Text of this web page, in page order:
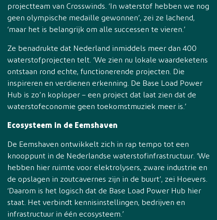
projectteam van Crosswinds. ‘In waterstof hebben we nog
geen olympische medaille gewonnen’, zei ze lachend,
‘maar het is belangrijk om alle successen te vieren.’
Ze benadrukte dat Nederland inmiddels meer dan 400
waterstofprojecten telt. ‘We zien nu lokale waardeketens
ontstaan rond echte, functionerende projecten. Die
inspireren en verdienen erkenning. De Base Load Power
Hub is zo’n koploper – een project dat laat zien dat de
waterstofeconomie geen toekomstmuziek meer is.’
Ecosysteem in de Eemshaven
De Eemshaven ontwikkelt zich in rap tempo tot een
knooppunt in de Nederlandse waterstofinfrastructuur. ‘We
hebben hier ruimte voor elektrolysers, zware industrie en
de opslagen in zoutcavernes zijn in de buurt’, zei Hoevers.
‘Daarom is het logisch dat de Base Load Power Hub hier
staat. Het verbindt kennisinstellingen, bedrijven en
infrastructuur in één ecosysteem.’